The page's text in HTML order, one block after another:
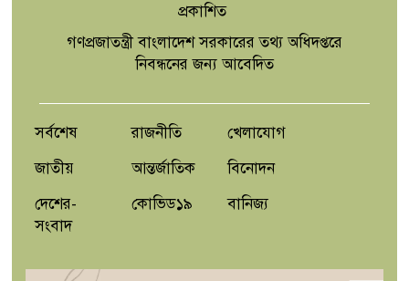
প্রকাশিত
গণপ্রজাতন্ত্রী বাংলাদেশ সরকারের তথ্য অধিদপ্তরে
নিবন্ধনের জন্য আবেদিত
সর্বশেষ
জাতীয়
দেশের-
সংবাদ
রাজনীতি
আন্তর্জাতিক
কোভিড১৯
খেলাযোগ
বিনোদন
বানিজ্য